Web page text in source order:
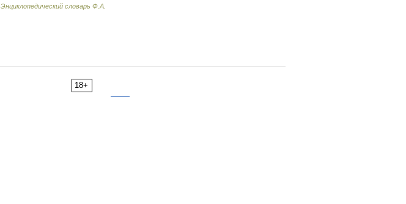
Энциклопедический словарь Ф.А.
18+